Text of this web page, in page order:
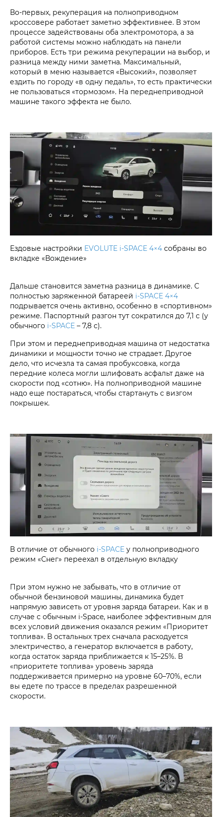
Во-первых, рекуперация на полноприводном
кроссовере работает заметно эффективнее. В этом
процессе задействованы оба электромотора, а за
работой системы можно наблюдать на панели
приборов. Есть три режима рекуперации на выбор, и
разница между ними заметна. Максимальный,
который в меню называется «Высокий», позволяет
ездить по городу «в одну педаль», то есть практически
не пользоваться «тормозом». На переднеприводной
машине такого эффекта не было.
Ездовые настройки EVOLUTE i‑SPACE 4×4 собраны во
вкладке «Вождение»
Дальше становится заметна разница в динамике. С
полностью заряженной батареей i‑SPACE 4×4
подрывается очень активно, особенно в «спортивном»
режиме. Паспортный разгон тут сократился до 7,1 с (у
обычного i‑SPACE – 7,8 с).
При этом и переднеприводная машина от недостатка
динамики и мощности точно не страдает. Другое
дело, что исчезла та самая пробуксовка, когда
передние колеса могли шлифовать асфальт даже на
скорости под «сотню». На полноприводной машине
надо еще постараться, чтобы стартануть с визгом
покрышек.
В отличие от обычного i‑SPACE у полноприводного
режим «Снег» переехал в отдельную вкладку
При этом нужно не забывать, что в отличие от
обычной бензиновой машины, динамика будет
напрямую зависеть от уровня заряда батареи. Как и в
случае с обычным i-Space, наиболее эффективным для
всех условий движения оказался режим «Приоритет
топлива». В остальных трех сначала расходуется
электричество, а генератор включается в работу,
когда остаток заряда приближается к 15–25%. В
«приоритете топлива» уровень заряда
поддерживается примерно на уровне 60–70%, если
вы едете по трассе в пределах разрешенной
скорости.